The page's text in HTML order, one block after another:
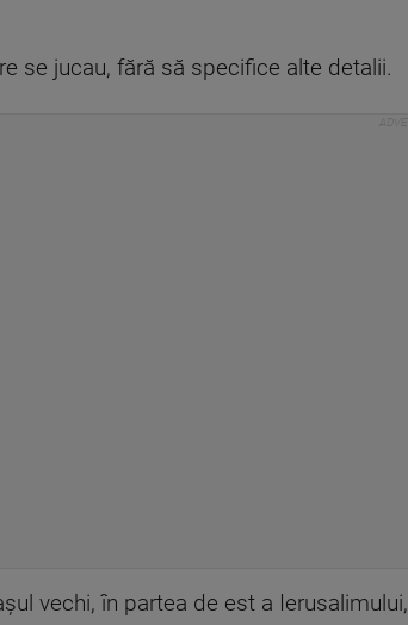
se jucau, fără să specifice alte detalii.
vechi, în partea de est a Ierusalimului,